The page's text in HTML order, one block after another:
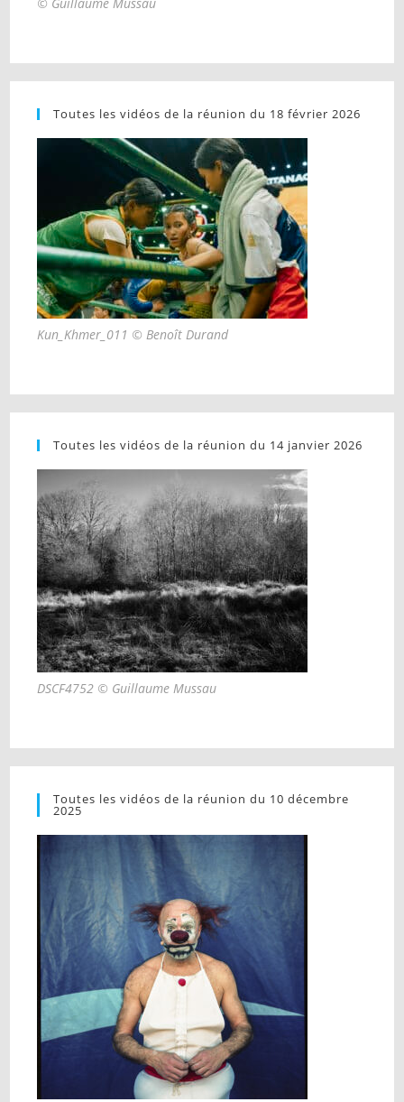
Toutes les vidéos de la réunion du 18 février 2026
Kun_Khmer_011 © Benoît Durand
Toutes les vidéos de la réunion du 14 janvier 2026
DSCF4752 © Guillaume Mussau
Toutes les vidéos de la réunion du 10 décembre
2025